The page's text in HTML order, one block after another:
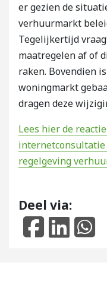
er gezien de
verhuurmarkt
Tegelijkertijd
maatregelen af of
raken. Bovendien
woningmarkt
dragen deze
Lees hier de
regelgeving
Deel via: